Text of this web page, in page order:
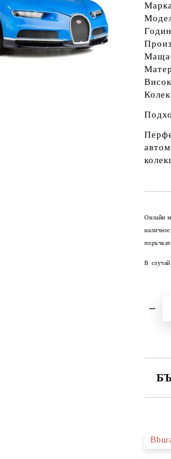
Онлайн
В случай